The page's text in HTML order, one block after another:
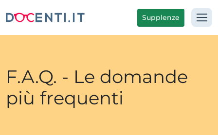
Supplenze
F.A.Q. - Le domande
più frequenti